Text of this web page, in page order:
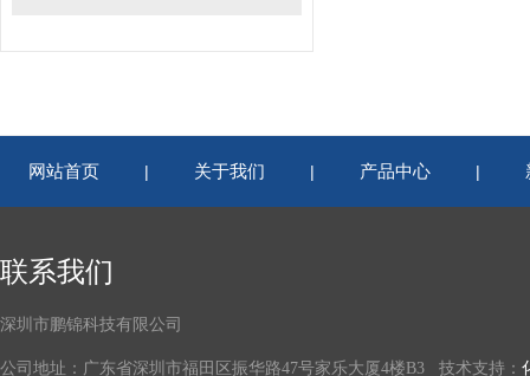
网站首页 | 关于我们 | 产品中心 |
联系我们
深圳市鹏锦科技有限公司
公司地址：广东省深圳市福田区振华路47号家乐大厦4楼B3 技术支持：